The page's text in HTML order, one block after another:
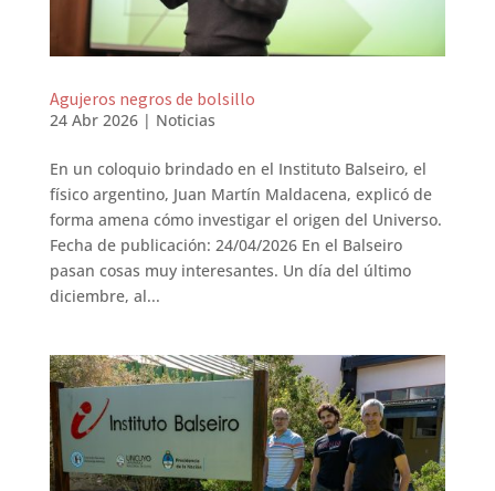
Agujeros negros de bolsillo
24 Abr 2026| Noticias
En un coloquio brindado en el Instituto Balseiro, el
físico argentino, Juan Martín Maldacena, explicó de
forma amena cómo investigar el origen del Universo.
Fecha de publicación: 24/04/2026 En el Balseiro
pasan cosas muy interesantes. Un día del último
diciembre, al...